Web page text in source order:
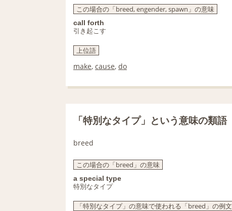
この場合の「breed, engender, spawn」の意味
call forth
引き起こす
上位語
make, cause, do
「特別なタイプ」という意味の類語
breed
この場合の「breed」の意味
a special type
特別なタイプ
「特別なタイプ」の意味で使われる「breed」の例文